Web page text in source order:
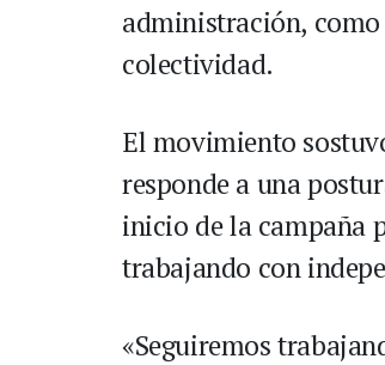
administración,
colectividad.
El movimiento
responde a una
inicio de la campaña
trabajando con
«Seguiremos